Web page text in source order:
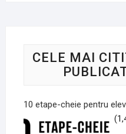
CELE MAI
10 etape-cheie pentru